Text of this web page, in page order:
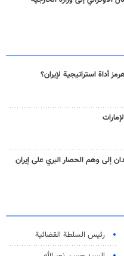
أداة استراتيجية لإيران؟
إلى وهم الحصار البري على إيران
رئیس السلطة القضائیة